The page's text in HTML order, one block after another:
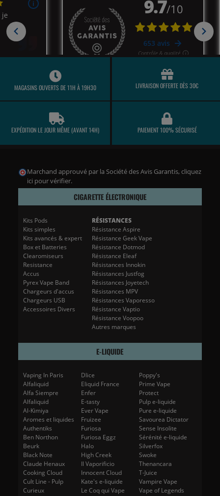
MAGASINS OUVERTS DE 11H À 19H30 LIVRAISON OFFERTE DÈS 30€
EXPÉDITION LE JOUR MÊME (AVANT 14H) PAIEMENT 100% SÉCURISÉ
Marchand approuvé par la Société des Avis Garantis, cliquez
ici pour vérifier.
CIGARETTE ÉLECTRONIQUE
Kits Pods
Kits simples
Kits avancés & expert
Box et Batteries
Clearomiseurs
Resistance
Accus
Pyrex Vape Band
Chargeurs d'accus
Chargeurs USB
Accessoires Divers
RÉSISTANCES
Résistance Aspire
Résistance Geek Vape
Résistance Dotmod
Résistance Eleaf
Résistances Innokin
Résistances Justfog
Résistances Joyetech
Résistances MPV
Résistances Vaporesso
Résistance Vaptio
Résistance Voopoo
Autres marques
E-LIQUIDE
Vaping In Paris
Alfaliquid
Alfa Siempre
Alfaliquid
Al-Kimiya
Aromes et liquides
Authentiks
Ben Northon
Beurk
Black Note
Claude Henaux
Cooking Cloud
Cult Line - Pulp
Curieux
Dlice
Eliquid France
Enfer
E-tasty
Ever Vape
Fruizee
Furiosa
Furiosa Eggz
Halo
High Creek
Il Vaporificio
Innocent Cloud
Kate's e-liquide
Le Coq qui Vape
Poppy's
Prime Vape
Protect
Pulp e-liquide
Pure e-liquide
Savourea Dictator
Sense Insolite
Sérénité e-liquide
Silverfox
Swoke
Thenancara
T-Juice
Vampire Vape
Vape of Legends